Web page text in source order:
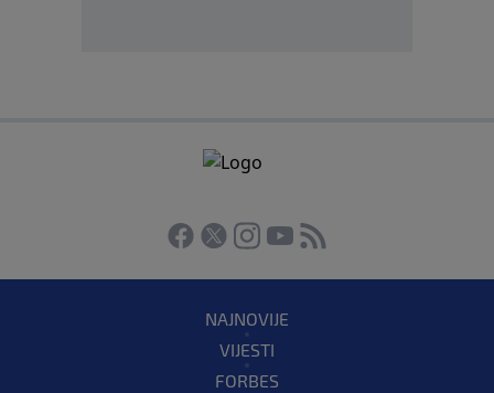
NAJNOVIJE
VIJESTI
FORBES